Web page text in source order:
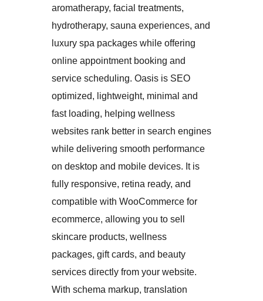
aromatherapy, facial treatments,
hydrotherapy, sauna experiences, and
luxury spa packages while offering
online appointment booking and
service scheduling. Oasis is SEO
optimized, lightweight, minimal and
fast loading, helping wellness
websites rank better in search engines
while delivering smooth performance
on desktop and mobile devices. It is
fully responsive, retina ready, and
compatible with WooCommerce for
ecommerce, allowing you to sell
skincare products, wellness
packages, gift cards, and beauty
services directly from your website.
With schema markup, translation